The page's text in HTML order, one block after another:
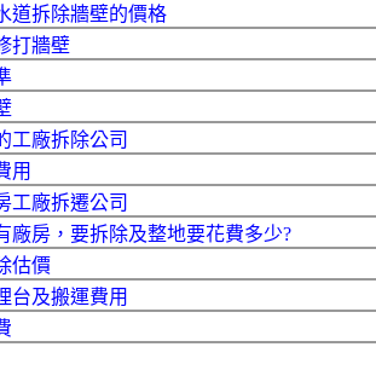
道拆除牆壁的價格
打牆壁
工廠拆除公司
用
工廠拆遷公司
廠房，要拆除及整地要花費多少?
估價
台及搬運費用